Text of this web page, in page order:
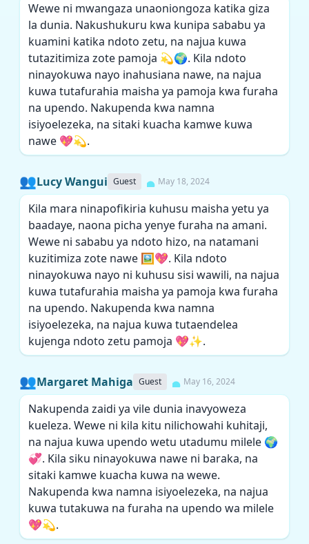
Wewe ni mwangaza unaoniongoza katika giza
la dunia. Nakushukuru kwa kunipa sababu ya
kuamini katika ndoto zetu, na najua kuwa
tutazitimiza zote pamoja 💫🌍. Kila ndoto
ninayokuwa nayo inahusiana nawe, na najua
kuwa tutafurahia maisha ya pamoja kwa furaha
na upendo. Nakupenda kwa namna
isiyoelezeka, na sitaki kuacha kamwe kuwa
nawe 💖💫.
👥Lucy Wangui Guest May 18, 2024
Kila mara ninapofikiria kuhusu maisha yetu ya
baadaye, naona picha yenye furaha na amani.
Wewe ni sababu ya ndoto hizo, na natamani
kuzitimiza zote nawe 🖼️💖. Kila ndoto
ninayokuwa nayo ni kuhusu sisi wawili, na najua
kuwa tutafurahia maisha ya pamoja kwa furaha
na upendo. Nakupenda kwa namna
isiyoelezeka, na najua kuwa tutaendelea
kujenga ndoto zetu pamoja 💖✨.
👥Margaret Mahiga Guest May 16, 2024
Nakupenda zaidi ya vile dunia inavyoweza
kueleza. Wewe ni kila kitu nilichowahi kuhitaji,
na najua kuwa upendo wetu utadumu milele 🌍
💞. Kila siku ninayokuwa nawe ni baraka, na
sitaki kamwe kuacha kuwa na wewe.
Nakupenda kwa namna isiyoelezeka, na najua
kuwa tutakuwa na furaha na upendo wa milele
💖💫.